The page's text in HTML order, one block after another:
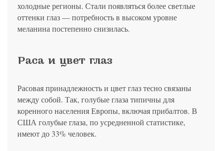
холодные регионы. Стали появляться более светлые
оттенки глаз — потребность в высоком уровне
меланина постепенно снизилась.
Раса и цвет глаз
Расовая принадлежность и цвет глаз тесно связаны
между собой. Так, голубые глаза типичны для
коренного населения Европы, включая прибалтов. В
США голубые глаза, по усредненной статистике,
имеют до 33% человек.